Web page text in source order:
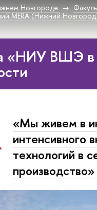
Новгороде
MERA (Нижний
«НИУ ВШЭ в
«Мы живем в
интенсивного
технологий в
производство»